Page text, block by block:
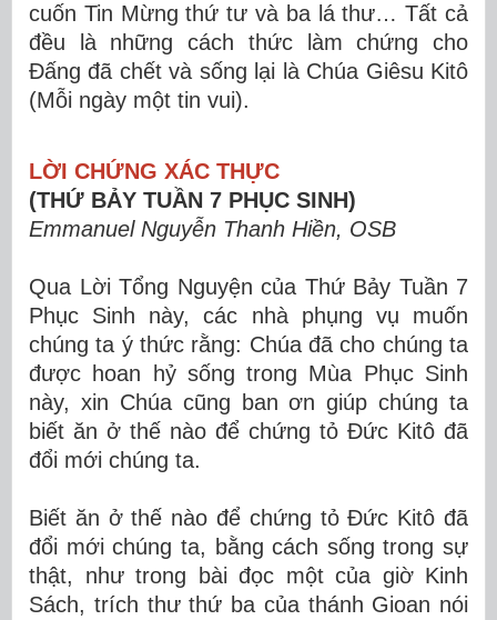
cuốn Tin Mừng thứ tư và ba lá thư… Tất cả
đều là những cách thức làm chứng cho
Đấng đã chết và sống lại là Chúa Giêsu Kitô
(Mỗi ngày một tin vui).
LỜI CHỨNG XÁC THỰC
(THỨ BẢY TUẦN 7 PHỤC SINH)
Emmanuel Nguyễn Thanh Hiền, OSB
Qua Lời Tổng Nguyện của Thứ Bảy Tuần 7
Phục Sinh này, các nhà phụng vụ muốn
chúng ta ý thức rằng: Chúa đã cho chúng ta
được hoan hỷ sống trong Mùa Phục Sinh
này, xin Chúa cũng ban ơn giúp chúng ta
biết ăn ở thế nào để chứng tỏ Đức Kitô đã
đổi mới chúng ta.
Biết ăn ở thế nào để chứng tỏ Đức Kitô đã
đổi mới chúng ta, bằng cách sống trong sự
thật, như trong bài đọc một của giờ Kinh
Sách, trích thư thứ ba của thánh Gioan nói